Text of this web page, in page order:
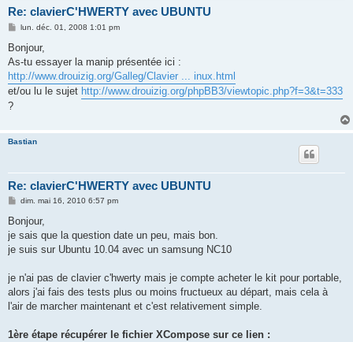
Re: clavierC'HWERTY avec UBUNTU
M
s
a
g
e
lun. déc. 01, 2008 1:01 pm
Bonjour,
As-tu essayer la manip présentée ici :
http://www.drouizig.org/Galleg/Clavier ... inux.html
et/ou lu le sujet http://www.drouizig.org/phpBB3/viewtopic.php?f=3&t=333
?
Bastian
Re: clavierC'HWERTY avec UBUNTU
M
s
a
g
dim. mai 16, 2010 6:57 pm
Bonjour,
je sais que la question date un peu, mais bon.
je suis sur Ubuntu 10.04 avec un samsung NC10
je n'ai pas de clavier c'hwerty mais je compte acheter le kit pour portable,
alors j'ai fais des tests plus ou moins fructueux au départ, mais cela à
l'air de marcher maintenant et c'est relativement simple.
1ère étape récupérer le fichier XCompose sur ce lien :